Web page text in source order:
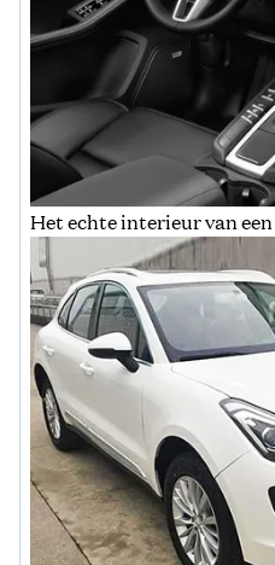
Het echte interieur van